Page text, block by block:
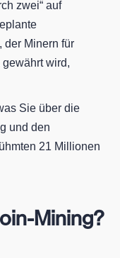
zwei“ auf
der Minern für
wird,
Sie über die
und den
21 Millionen
Mining?